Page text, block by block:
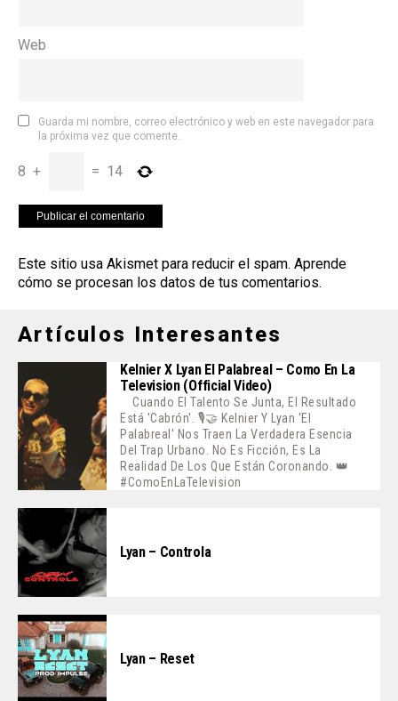
Web
Guarda mi nombre, correo electrónico y web en este navegador para
la próxima vez que comente.
8 + = 14
Este sitio usa Akismet para reducir el spam. Aprende
cómo se procesan los datos de tus comentarios.
Artículos Interesantes
Kelnier X Lyan El Palabreal – Como En La
Television (Official Video)
Cuando El Talento Se Junta, El Resultado
Está 'cabrón'. 🎙️🤝 Kelnier Y Lyan 'El
Palabreal' Nos Traen La Verdadera Esencia
Del Trap Urbano. No Es Ficción, Es La
Realidad De Los Que Están Coronando. 👑
#ComoEnLaTelevision
Lyan – Controla
Lyan – Reset